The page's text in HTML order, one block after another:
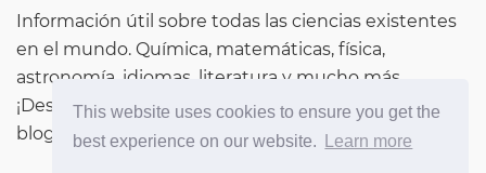
This website uses cookies to ensure you get the
best experience on our website.
Learn more
Información útil sobre todas las ciencias existentes
en el mundo. Química, matemáticas, física,
astronomía, idiomas, literatura y mucho más.
¡Descubre más sobre el mundo a través de nuestro
blog!